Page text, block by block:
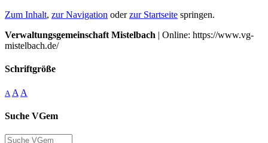
Zum Inhalt, zur Navigation oderzur Startseite springen.
Verwaltungsgemeinschaft Mistelbach | Online: https://www.vg-
mistelbach.de/
Schriftgröße
A A A
Suche VGem